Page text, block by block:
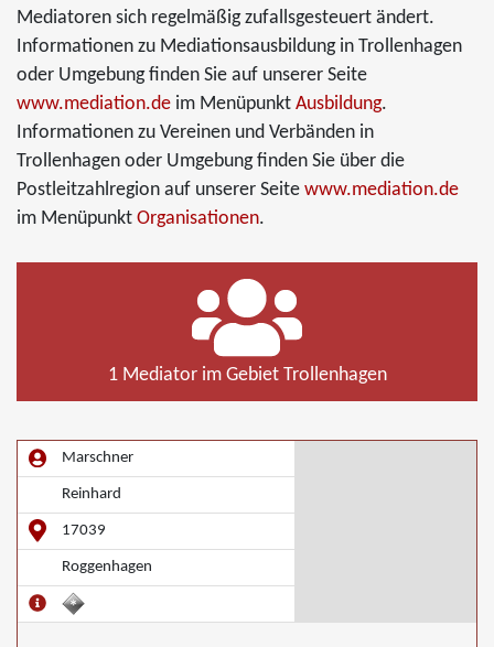
Mediatoren sich regelmäßig zufallsgesteuert ändert.
Informationen zu Mediationsausbildung in Trollenhagen
oder Umgebung finden Sie auf unserer Seite
www.mediation.de im Menüpunkt Ausbildung.
Informationen zu Vereinen und Verbänden in
Trollenhagen oder Umgebung finden Sie über die
Postleitzahlregion auf unserer Seite www.mediation.de
im Menüpunkt Organisationen.
1 Mediator im Gebiet Trollenhagen
Marschner
Reinhard
17039
Roggenhagen